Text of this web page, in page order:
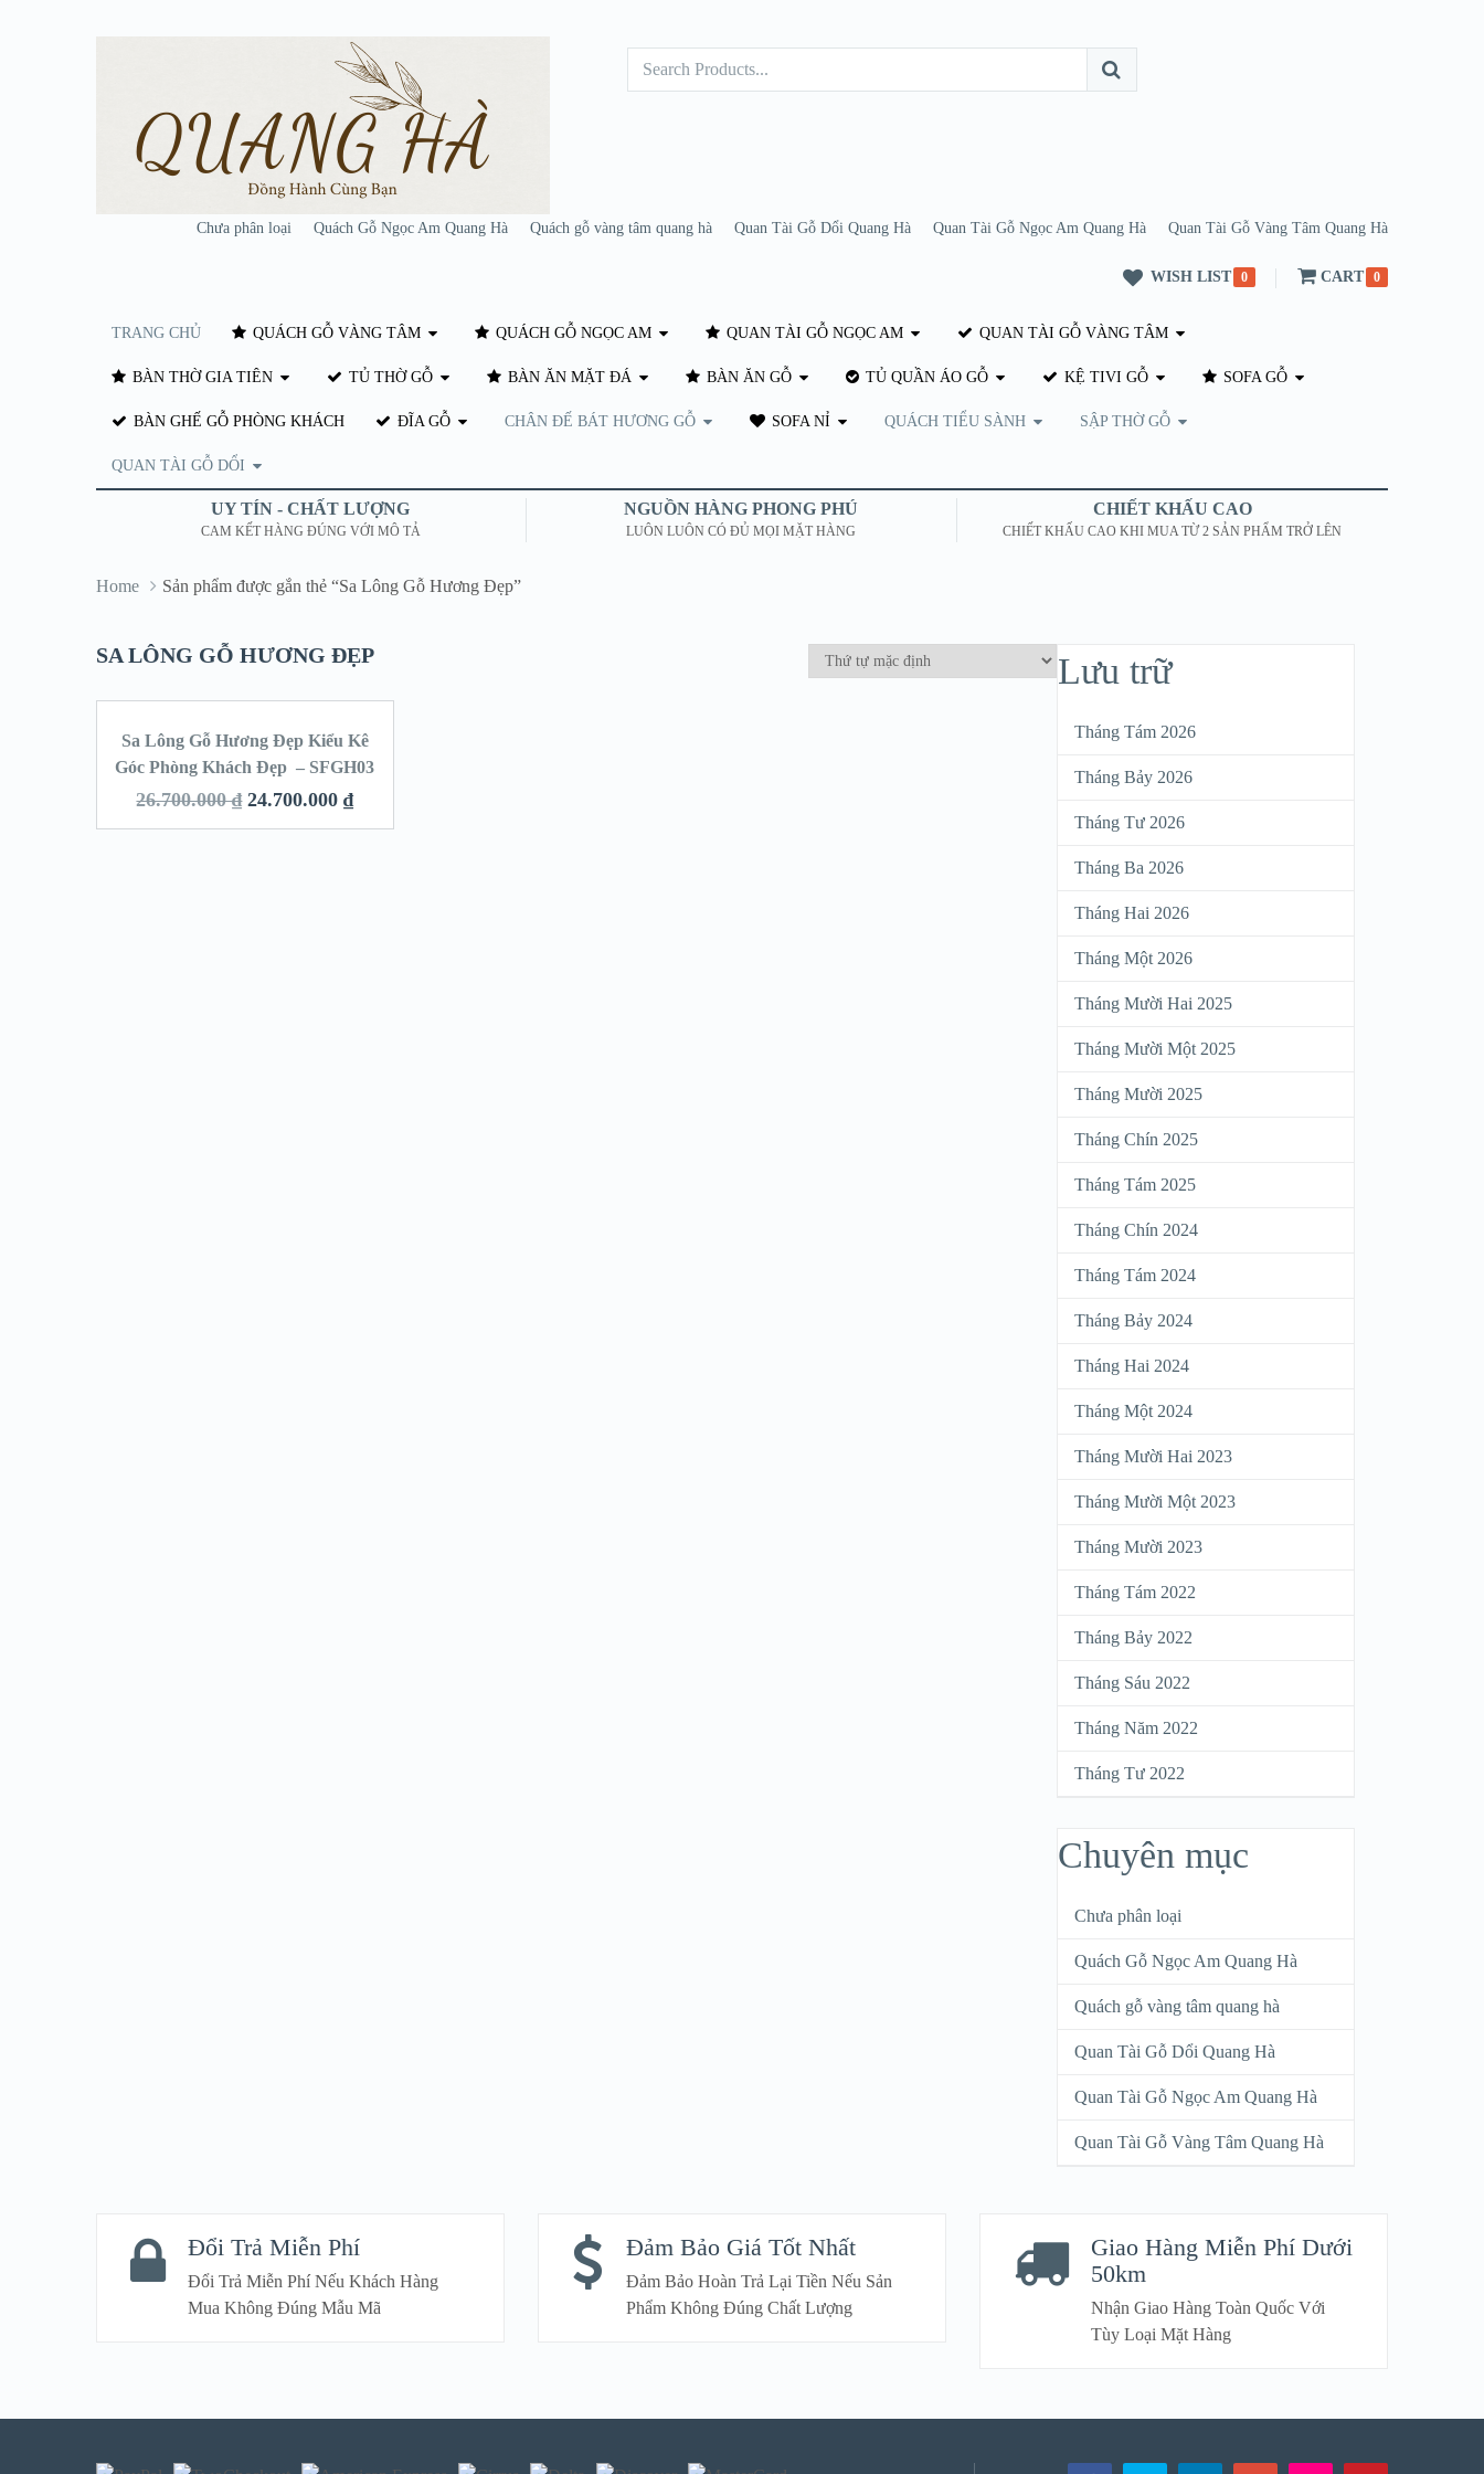
Chưa phân loại Quách Gỗ Ngọc Am Quang Hà Quách gỗ vàng tâm quang hà Quan Tài Gỗ Dổi Quang Hà Quan Tài Gỗ Ngọc Am Quang Hà Quan Tài Gỗ Vàng Tâm Quang Hà
WISH LIST 0 CART 0
TRANG CHỦ QUÁCH GỖ VÀNG TÂM QUÁCH GỖ NGỌC AM QUAN TÀI GỖ NGỌC AM QUAN TÀI GỖ VÀNG TÂM
BÀN THỜ GIA TIÊN TỦ THỜ GỖ BÀN ĂN MẶT ĐÁ BÀN ĂN GỖ TỦ QUẦN ÁO GỖ KỆ TIVI GỖ SOFA GỖ
BÀN GHẾ GỖ PHÒNG KHÁCH ĐĨA GỖ CHÂN ĐẾ BÁT HƯƠNG GỖ SOFA NỈ QUÁCH TIỂU SÀNH SẬP THỜ GỖ
QUAN TÀI GỖ DỔI
UY TÍN - CHẤT LƯỢNG
CAM KẾT HÀNG ĐÚNG VỚI MÔ TẢ
NGUỒN HÀNG PHONG PHÚ
LUÔN LUÔN CÓ ĐỦ MỌI MẶT HÀNG
CHIẾT KHẤU CAO
CHIẾT KHẤU CAO KHI MUA TỪ 2 SẢN PHẨM TRỞ LÊN
Home Sản phẩm được gắn thẻ “Sa Lông Gỗ Hương Đẹp”
SA LÔNG GỖ HƯƠNG ĐẸP
SALE!
Sa Lông Gỗ Hương Đẹp Kiểu Kê
Góc Phòng Khách Đẹp – SFGH03
26.700.000₫ 24.700.000₫
Lưu trữ
Tháng Tám 2026
Tháng Bảy 2026
Tháng Tư 2026
Tháng Ba 2026
Tháng Hai 2026
Tháng Một 2026
Tháng Mười Hai 2025
Tháng Mười Một 2025
Tháng Mười 2025
Tháng Chín 2025
Tháng Tám 2025
Tháng Chín 2024
Tháng Tám 2024
Tháng Bảy 2024
Tháng Hai 2024
Tháng Một 2024
Tháng Mười Hai 2023
Tháng Mười Một 2023
Tháng Mười 2023
Tháng Tám 2022
Tháng Bảy 2022
Tháng Sáu 2022
Tháng Năm 2022
Tháng Tư 2022
Chuyên mục
Chưa phân loại
Quách Gỗ Ngọc Am Quang Hà
Quách gỗ vàng tâm quang hà
Quan Tài Gỗ Dổi Quang Hà
Quan Tài Gỗ Ngọc Am Quang Hà
Quan Tài Gỗ Vàng Tâm Quang Hà
Đổi Trả Miễn Phí
Đổi Trả Miễn Phí Nếu Khách Hàng
Mua Không Đúng Mẫu Mã
Đảm Bảo Giá Tốt Nhất
Đảm Bảo Hoàn Trả Lại Tiền Nếu Sản
Phẩm Không Đúng Chất Lượng
Giao Hàng Miễn Phí Dưới
50km
Nhận Giao Hàng Toàn Quốc Với
Tùy Loại Mặt Hàng